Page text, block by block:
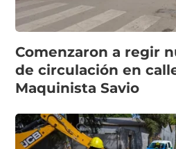
Comenzaron a regir
de circulación en
Maquinista Savio